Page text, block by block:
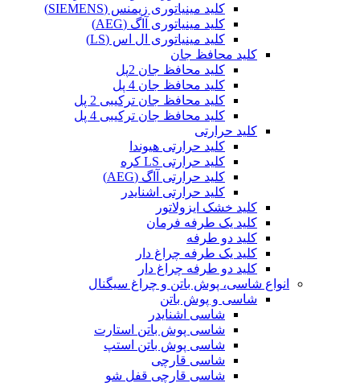
کلید مینیاتوری زیمنس (SIEMENS)
کلید مینیاتوری آاگ (AEG)
کلید مینیاتوری ال اس (LS)
کلید محافظ جان
کلید محافظ جان 2پل
کلید محافظ جان 4 پل
کلید محافظ جان ترکیبی 2 پل
کلید محافظ جان ترکیبی 4 پل
کلید حرارتی
کلید حرارتی هیوندا
کلید حرارتی LS کره
کلید حرارتی آاگ (AEG)
کلید حرارتی اشنایدر
کلید خشک ایزولاتور
کلید یک طرفه فرمان
کلید دو طرفه
کلید یک طرفه چراغ دار
کلید دو طرفه چراغ دار
انواع شاسی، پوش باتن و چراغ سیگنال
شاسی و پوش باتن
شاسی اشنایدر
شاسی پوش باتن استارت
شاسی پوش باتن استپ
شاسی قارچی
شاسی قارچی قفل شو